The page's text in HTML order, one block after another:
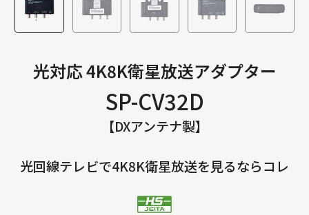
光対応 4K8K衛星放送アダプター
SP-CV32D
【DXアンテナ製】
光回線テレビで4K8K衛星放送を見るならコレ